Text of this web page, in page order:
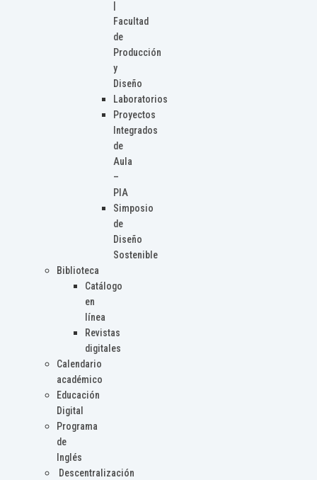
Facultad
de
Producción
y
Diseño
Laboratorios
Proyectos
Integrados
de
Aula
–
PIA
Simposio
de
Diseño
Sostenible
Biblioteca
Catálogo
en
línea
Revistas
digitales
Calendario
académico
Educación
Digital
Programa
de
Inglés
Descentralización